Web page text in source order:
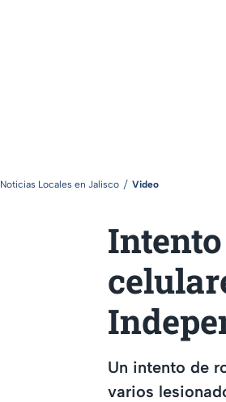
Noticias Locales en Jalisco Video
Un intento de
varios